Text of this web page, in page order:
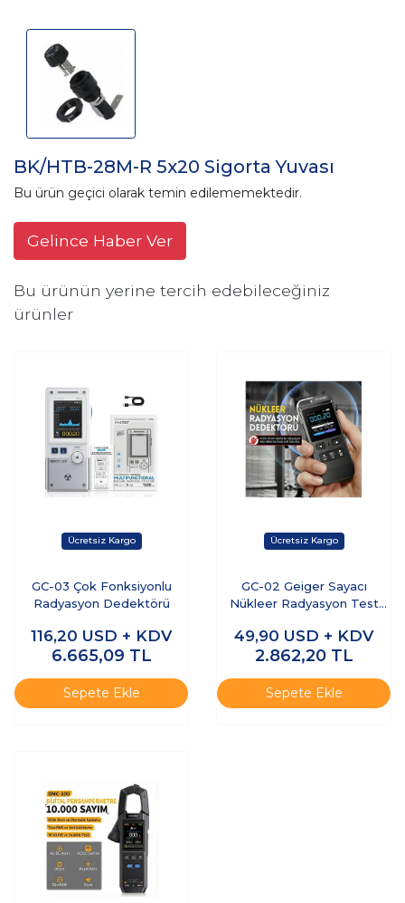
BK/HTB-28M-R 5x20 Sigorta Yuvası
Bu ürün geçici olarak temin edilememektedir.
Gelince Haber Ver
Bu ürünün yerine tercih edebileceğiniz
ürünler
GC-03 Çok Fonksiyonlu
Radyasyon Dedektörü
116,20 USD + KDV
6.665,09 TL
Sepete Ekle
GC-02 Geiger Sayacı
Nükleer Radyasyon Test
49,90 USD + KDV
2.862,20 TL
Sepete Ekle